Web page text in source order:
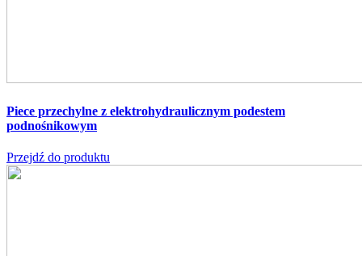
Piece przechylne z elektrohydraulicznym podestem
podnośnikowym
Przejdź do produktu